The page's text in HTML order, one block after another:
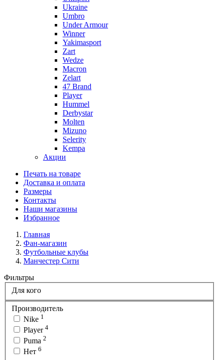
Ukraine
Umbro
Under Armour
Winner
Yakimasport
Zart
Wedze
Macron
Zelart
47 Brand
Player
Hummel
Derbystar
Molten
Mizuno
Selerity
Kempa
Акции
Печать на товаре
Доставка и оплата
Размеры
Контакты
Наши магазины
Избранное
Главная
Фан-магазин
Футбольные клубы
Манчестер Сити
Фильтры
Для кого
Производитель
Nike 1
Player 4
Puma 2
Нет 6